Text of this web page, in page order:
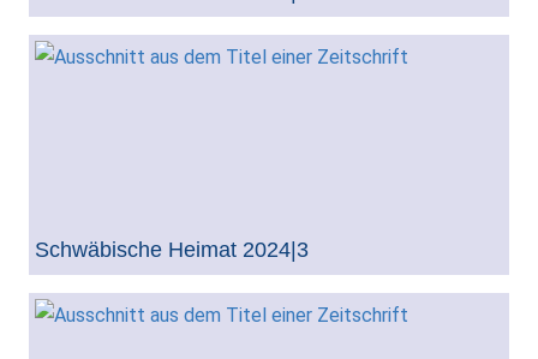
Schwäbische Heimat 2024|3